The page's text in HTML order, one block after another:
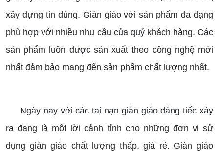
xây dựng tin dùng. Giàn giáo với sản phẩm đa dạng
phù hợp với nhiều nhu cầu của quý khách hàng. Các
sản phẩm luôn được sản xuất theo công nghệ mới
nhất đảm bảo mang đến sản phẩm chất lượng nhất.
Ngày nay với các tai nạn giàn giáo đáng tiếc xảy
ra đang là một lời cảnh tỉnh cho những đơn vị sử
dụng giàn giáo chất lượng thấp, giá rẻ. Giàn giáo